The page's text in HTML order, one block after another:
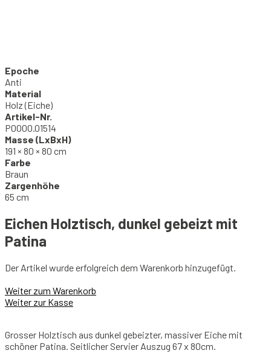
Epoche
Anti
Material
Holz (Eiche)
Artikel-Nr.
P0000.01514
Masse (LxBxH)
191 × 80 × 80 cm
Farbe
Braun
Zargenhöhe
65 cm
Eichen Holztisch, dunkel gebeizt mit
Patina
Der Artikel wurde erfolgreich dem Warenkorb hinzugefügt.
Weiter zum Warenkorb
Weiter zur Kasse
Grosser Holztisch aus dunkel gebeizter, massiver Eiche mit
schöner Patina. Seitlicher Servier Auszug 67 x 80cm.